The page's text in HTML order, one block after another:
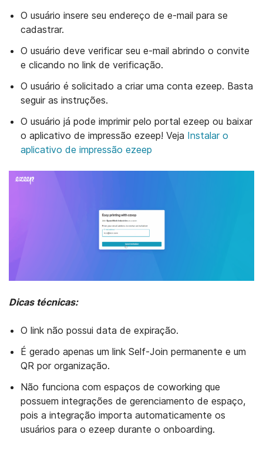
O usuário insere seu endereço de e-mail para se
cadastrar.
O usuário deve verificar seu e-mail abrindo o convite
e clicando no link de verificação.
O usuário é solicitado a criar uma conta ezeep. Basta
seguir as instruções.
O usuário já pode imprimir pelo portal ezeep ou baixar
o aplicativo de impressão ezeep! Veja Instalar o
aplicativo de impressão ezeep
Dicas técnicas:
O link não possui data de expiração.
É gerado apenas um link Self-Join permanente e um
QR por organização.
Não funciona com espaços de coworking que
possuem integrações de gerenciamento de espaço,
pois a integração importa automaticamente os
usuários para o ezeep durante o onboarding.